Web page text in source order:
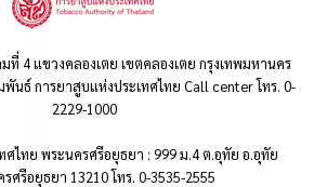
ที่ 4 แขวงคลองเตย เขตคลองเตย กรุงเทพมหานคร
นธ์ การยาสูบแห่งประเทศไทย Call center โทร. 0-
2229-1000
ศไทย พระนครศรีอยุธยา : 999 ม.4 ต.อุทัย อ.อุทัย
ศรีอยุธยา 13210 โทร. 0-3535-2555